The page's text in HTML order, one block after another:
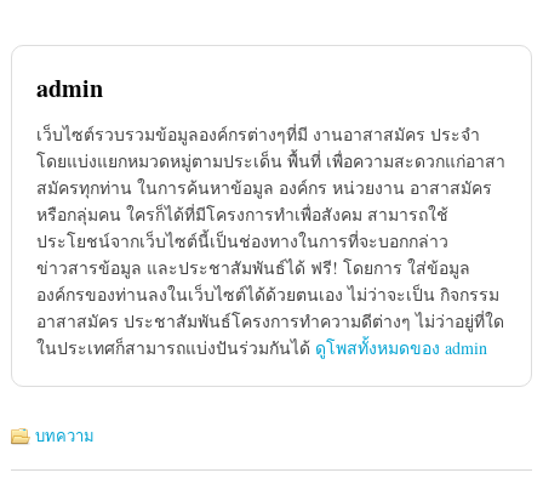
admin
เว็บไซต์รวบรวมข้อมูลองค์กรต่างๆที่มี งานอาสาสมัคร ประจำ
โดยแบ่งแยกหมวดหมู่ตามประเด็น พื้นที่ เพื่อความสะดวกแก่อาสา
สมัครทุกท่าน ในการค้นหาข้อมูล องค์กร หน่วยงาน อาสาสมัคร
หรือกลุ่มคน ใครก็ได้ที่มีโครงการทำเพื่อสังคม สามารถใช้
ประโยชน์จากเว็บไซต์นี้เป็นช่องทางในการที่จะบอกกล่าว
ข่าวสารข้อมูล และประชาสัมพันธ์ได้ ฟรี! โดยการ ใส่ข้อมูล
องค์กรของท่านลงในเว็บไซต์ได้ด้วยตนเอง ไม่ว่าจะเป็น กิจกรรม
อาสาสมัคร ประชาสัมพันธ์โครงการทำความดีต่างๆ ไม่ว่าอยู่ที่ใด
ในประเทศก็สามารถแบ่งปันร่วมกันได้ ดูโพสทั้งหมดของ admin
บทความ